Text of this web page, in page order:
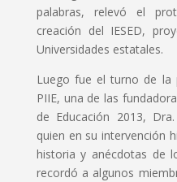
palabras, relevó el
creación del IESED,
Universidades estatales.
Luego fue el turno de la
PIIE, una de las
de Educación 2013,
quien en su intervención
historia y anécdotas de
recordó a algunos